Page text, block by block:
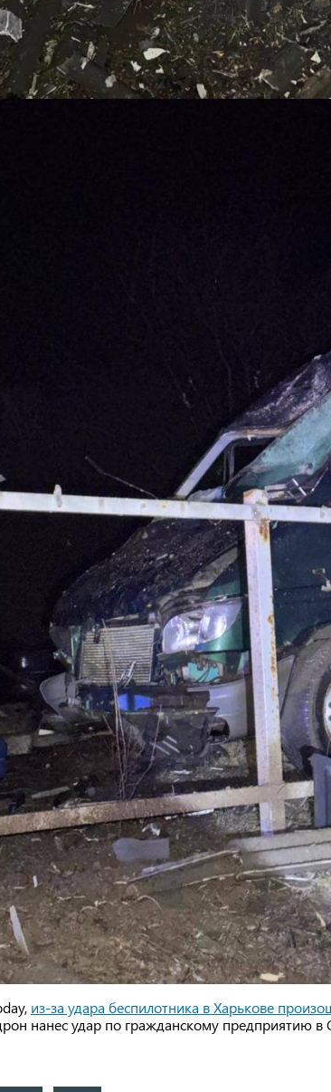
из-за удара беспилотника в Харькове
нанес удар по гражданскому предприятию